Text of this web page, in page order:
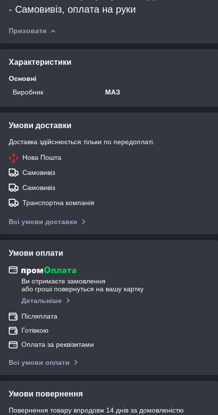
- Самовивіз, оплата на руки
Приховати
Характеристики
Основні
Виробник
МАЗ
Умови доставки
Доставка здійснюється тільки по передоплаті.
Нова Пошта
Самовивіз
Самовивіз
Транспортна компанія
Всі умови доставки
Умови оплати
Ви отримаєте замовлення
або гроші повернуться на вашу картку
Детальніше
Післяплата
Готівкою
Оплата за реквізитами
Всі умови оплати
Умови повернення
Повернення товару впродовж 14 днів за домовленістю